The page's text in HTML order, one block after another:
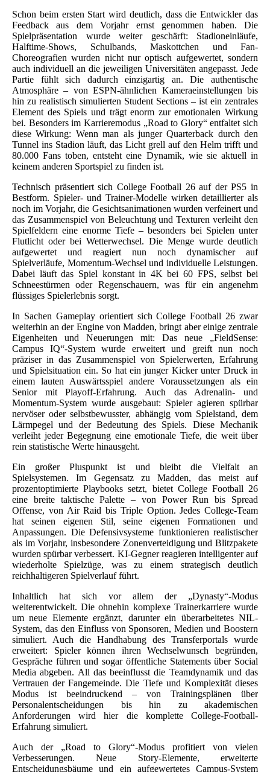
Schon beim ersten Start wird deutlich, dass die Entwickler das
Feedback aus dem Vorjahr ernst genommen haben. Die
Spielpräsentation wurde weiter geschärft: Stadioneinläufe,
Halftime-Shows, Schulbands, Maskottchen und Fan-
Choreografien wurden nicht nur optisch aufgewertet, sondern
auch individuell an die jeweiligen Universitäten angepasst. Jede
Partie fühlt sich dadurch einzigartig an. Die authentische
Atmosphäre – von ESPN-ähnlichen Kameraeinstellungen bis
hin zu realistisch simulierten Student Sections – ist ein zentrales
Element des Spiels und trägt enorm zur emotionalen Wirkung
bei. Besonders im Karrieremodus „Road to Glory“ entfaltet sich
diese Wirkung: Wenn man als junger Quarterback durch den
Tunnel ins Stadion läuft, das Licht grell auf den Helm trifft und
80.000 Fans toben, entsteht eine Dynamik, wie sie aktuell in
keinem anderen Sportspiel zu finden ist.
Technisch präsentiert sich College Football 26 auf der PS5 in
Bestform. Spieler- und Trainer-Modelle wirken detaillierter als
noch im Vorjahr, die Gesichtsanimationen wurden verfeinert und
das Zusammenspiel von Beleuchtung und Texturen verleiht den
Spielfeldern eine enorme Tiefe – besonders bei Spielen unter
Flutlicht oder bei Wetterwechsel. Die Menge wurde deutlich
aufgewertet und reagiert nun noch dynamischer auf
Spielverläufe, Momentum-Wechsel und individuelle Leistungen.
Dabei läuft das Spiel konstant in 4K bei 60 FPS, selbst bei
Schneestürmen oder Regenschauern, was für ein angenehm
flüssiges Spielerlebnis sorgt.
In Sachen Gameplay orientiert sich College Football 26 zwar
weiterhin an der Engine von Madden, bringt aber einige zentrale
Eigenheiten und Neuerungen mit: Das neue „FieldSense:
Campus IQ“-System wurde erweitert und greift nun noch
präziser in das Zusammenspiel von Spielerwerten, Erfahrung
und Spielsituation ein. So hat ein junger Kicker unter Druck in
einem lauten Auswärtsspiel andere Voraussetzungen als ein
Senior mit Playoff-Erfahrung. Auch das Adrenalin- und
Momentum-System wurde ausgebaut: Spieler agieren spürbar
nervöser oder selbstbewusster, abhängig vom Spielstand, dem
Lärmpegel und der Bedeutung des Spiels. Diese Mechanik
verleiht jeder Begegnung eine emotionale Tiefe, die weit über
rein statistische Werte hinausgeht.
Ein großer Pluspunkt ist und bleibt die Vielfalt an
Spielsystemen. Im Gegensatz zu Madden, das meist auf
prozentoptimierte Playbooks setzt, bietet College Football 26
eine breite taktische Palette – von Power Run bis Spread
Offense, von Air Raid bis Triple Option. Jedes College-Team
hat seinen eigenen Stil, seine eigenen Formationen und
Anpassungen. Die Defensivsysteme funktionieren realistischer
als im Vorjahr, insbesondere Zonenverteidigung und Blitzpakete
wurden spürbar verbessert. KI-Gegner reagieren intelligenter auf
wiederholte Spielzüge, was zu einem strategisch deutlich
reichhaltigeren Spielverlauf führt.
Inhaltlich hat sich vor allem der „Dynasty“-Modus
weiterentwickelt. Die ohnehin komplexe Trainerkarriere wurde
um neue Elemente ergänzt, darunter ein überarbeitetes NIL-
System, das den Einfluss von Sponsoren, Medien und Boostern
simuliert. Auch die Handhabung des Transferportals wurde
erweitert: Spieler können ihren Wechselwunsch begründen,
Gespräche führen und sogar öffentliche Statements über Social
Media abgeben. All das beeinflusst die Teamdynamik und das
Vertrauen der Fangemeinde. Die Tiefe und Komplexität dieses
Modus ist beeindruckend – von Trainingsplänen über
Personalentscheidungen bis hin zu akademischen
Anforderungen wird hier die komplette College-Football-
Erfahrung simuliert.
Auch der „Road to Glory“-Modus profitiert von vielen
Verbesserungen. Neue Story-Elemente, erweiterte
Entscheidungsbäume und ein aufgewertetes Campus-System